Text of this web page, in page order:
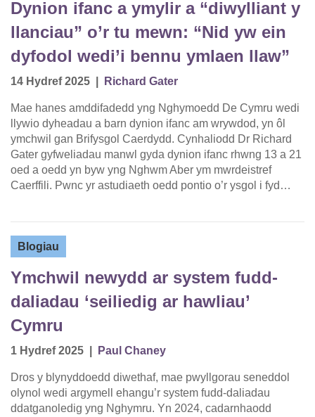
Dynion ifanc a ymylir a “diwylliant y
llanciau” o’r tu mewn: “Nid yw ein
dyfodol wedi’i bennu ymlaen llaw”
14 Hydref 2025 Richard Gater
Mae hanes amddifadedd yng Nghymoedd De Cymru wedi
llywio dyheadau a barn dynion ifanc am wrywdod, yn ôl
ymchwil gan Brifysgol Caerdydd. Cynhaliodd Dr Richard
Gater gyfweliadau manwl gyda dynion ifanc rhwng 13 a 21
oed a oedd yn byw yng Nghwm Aber ym mwrdeistref
Caerffili. Pwnc yr astudiaeth oedd pontio o’r ysgol i fyd…
Blogiau
Ymchwil newydd ar system fudd-
daliadau ‘seiliedig ar hawliau’
Cymru
1 Hydref 2025 Paul Chaney
Dros y blynyddoedd diwethaf, mae pwyllgorau seneddol
olynol wedi argymell ehangu’r system fudd-daliadau
ddatganoledig yng Nghymru. Yn 2024, cadarnhaodd